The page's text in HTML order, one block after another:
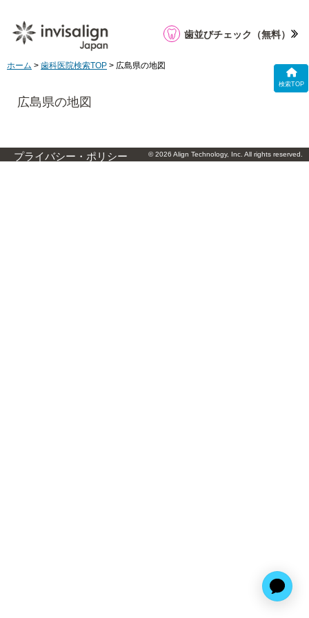
検索TOP
歯並びチェック （無料）
ホーム > 歯科医院検索TOP > 広島県の地図
広島県の地図
プライバシー・ポリシー © 2026 Align Technology, Inc. All rights reserved.